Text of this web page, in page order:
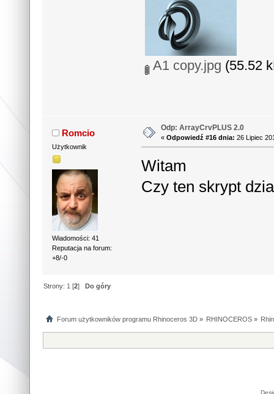
A1 copy.jpg (55.52
Romcio
Użytkownik
Wiadomości: 41
Reputacja na forum:
+8/-0
Odp: ArrayCrvPLUS 2.0
«Odpowiedź #16 dnia: 26 Lipiec
Witam
Czy ten skrypt
Strony: 1 [2] Do góry
Forum użytkowników programu Rhinoceros 3D» RHINOCEROS»